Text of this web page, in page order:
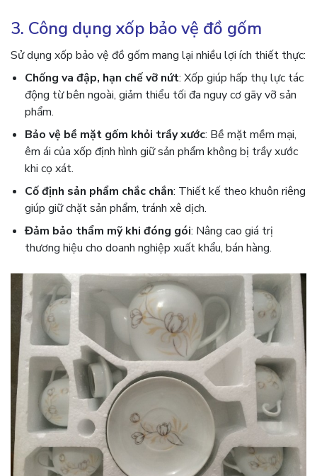
3. Công dụng xốp bảo vệ đồ gốm
Sử dụng xốp bảo vệ đồ gốm mang lại nhiều lợi ích thiết thực:
Chống va đập, hạn chế vỡ nứt: Xốp giúp hấp thụ lực tác
động từ bên ngoài, giảm thiểu tối đa nguy cơ gãy vỡ sản
phẩm.
Bảo vệ bề mặt gốm khỏi trầy xước: Bề mặt mềm mại,
êm ái của xốp định hình giữ sản phẩm không bị trầy xước
khi cọ xát.
Cố định sản phẩm chắc chắn: Thiết kế theo khuôn riêng
giúp giữ chặt sản phẩm, tránh xê dịch.
Đảm bảo thẩm mỹ khi đóng gói: Nâng cao giá trị
thương hiệu cho doanh nghiệp xuất khẩu, bán hàng.